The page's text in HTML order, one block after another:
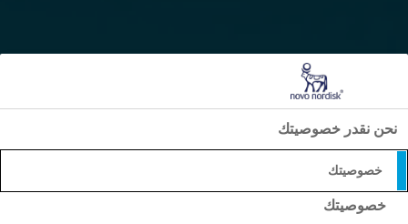
نحن نقدر خصوصيتك
خصوصيتك
خصوصيتك